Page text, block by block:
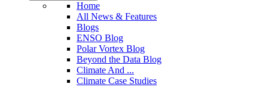
Home
All News & Features
Blogs
ENSO Blog
Polar Vortex Blog
Beyond the Data Blog
Climate And ...
Climate Case Studies